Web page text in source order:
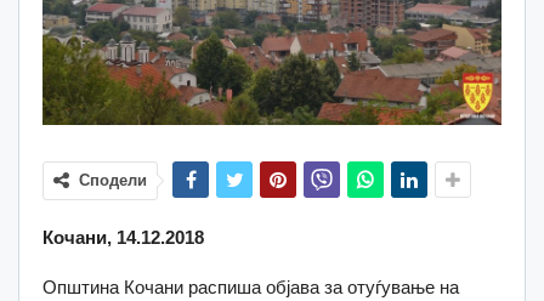
Сподели
Кочани, 14.12.2018
Општина Кочани распиша објава за отуѓување на